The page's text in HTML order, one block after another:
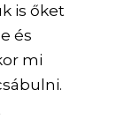
is őket
és
mi